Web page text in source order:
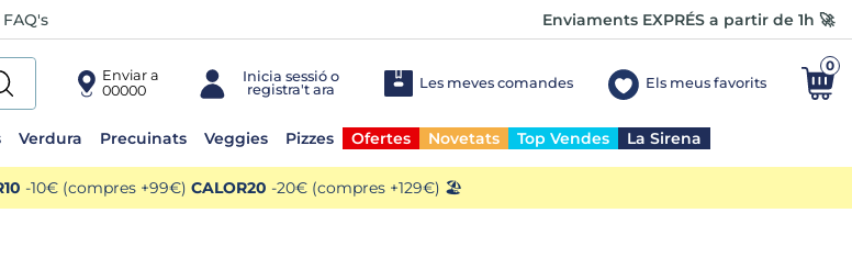
FAQ's Enviaments EXPRÉS a partir de 1h 🚀
Enviar a
00000
Les meves comandes Els meus favorits
0
Verdura Precuinats Veggies Pizzes Ofertes Novetats Top Vendes La Sirena
-10€ (compres +99€) CALOR20 -20€ (compres +129€) 🏖️